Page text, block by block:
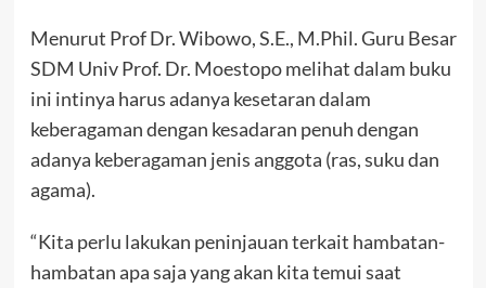
Menurut Prof Dr. Wibowo, S.E., M.Phil. Guru Besar
SDM Univ Prof. Dr. Moestopo melihat dalam buku
ini intinya harus adanya kesetaran dalam
keberagaman dengan kesadaran penuh dengan
adanya keberagaman jenis anggota (ras, suku dan
agama).
“Kita perlu lakukan peninjauan terkait hambatan-
hambatan apa saja yang akan kita temui saat